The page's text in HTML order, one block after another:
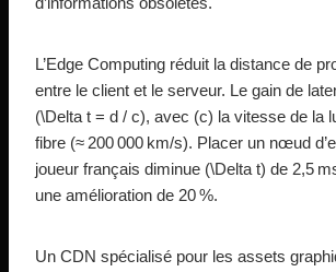
L’Edge Computing réduit la distance de
entre le client et le serveur. Le gain de
(\Delta t = d / c), avec (c) la vitesse de la
fibre (≈ 200 000 km/s). Placer un nœud
joueur français diminue (\Delta t) de 2,5
une amélioration de 20 %.
Un CDN spécialisé pour les assets